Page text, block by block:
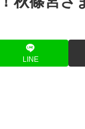
LINE